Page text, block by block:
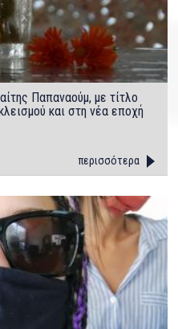
Παπαναούμ, με τίτλο
και στη νέα εποχή
περισσότερα